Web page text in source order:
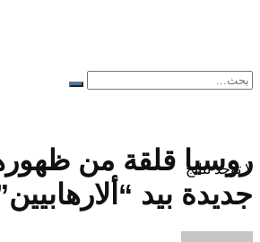
لا توجد نتائج
روسيا قلقة من
جديدة بيد